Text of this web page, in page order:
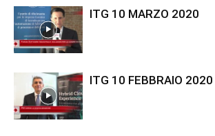
ITG 10 MARZO 2020
ITG 10 FEBBRAIO 2020